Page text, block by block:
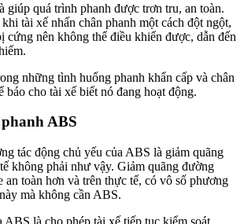
giúp quá trình phanh được trơn tru, an toàn.
tài xế nhấn chân phanh một cách đột ngột,
cứng nên không thể điều khiển được, dẫn đến
những tình huống phanh khẩn cấp và chân
báo cho tài xế biết nó đang hoạt động.
ABS
tác động chủ yếu của ABS là giảm quãng
không phải như vậy. Giảm quãng đường
an toàn hơn và trên thực tế, có vô số phương
mà không cần ABS.
ABS là cho phép tài xế tiếp tục kiểm soát